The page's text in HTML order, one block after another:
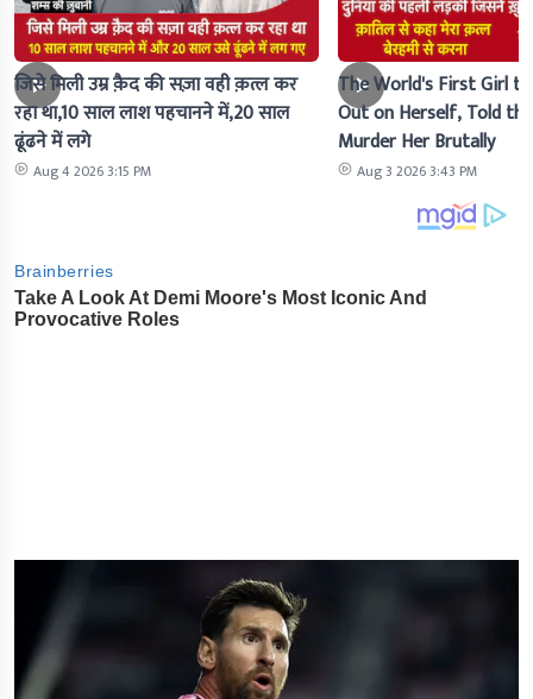
जिसे मिली उम्र क़ैद की सज़ा वही क़त्ल कर
रहा था,10 साल लाश पहचानने में,20 साल
ढूंढने में लगे
Aug 4 2026 3:15 PM
The World's First Girl
Out on Herself, Told
Murder Her Brutally
Aug 3 2026 3:43 PM